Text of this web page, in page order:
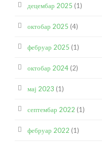
децембар 2025 (1)
октобар 2025 (4)
фебруар 2025 (1)
октобар 2024 (2)
мај 2023 (1)
септембар 2022 (1)
фебруар 2022 (1)